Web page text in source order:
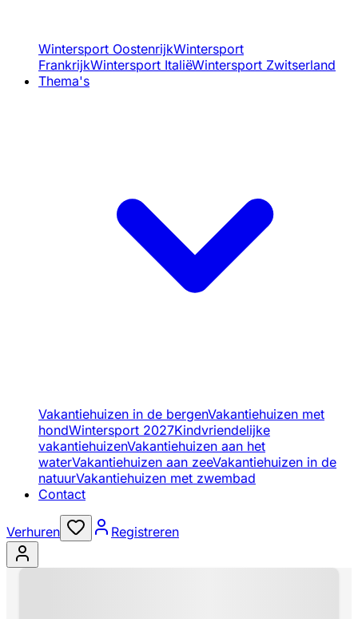
Wintersport OostenrijkWintersport
FrankrijkWintersport ItaliëWintersport Zwitserland
Thema's
Vakantiehuizen in de bergenVakantiehuizen met
hondWintersport 2027Kindvriendelijke
vakantiehuizenVakantiehuizen aan het
waterVakantiehuizen aan zeeVakantiehuizen in de
natuurVakantiehuizen met zwembad
Contact
Verhuren Registreren